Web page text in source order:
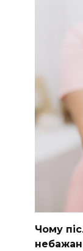
Чому